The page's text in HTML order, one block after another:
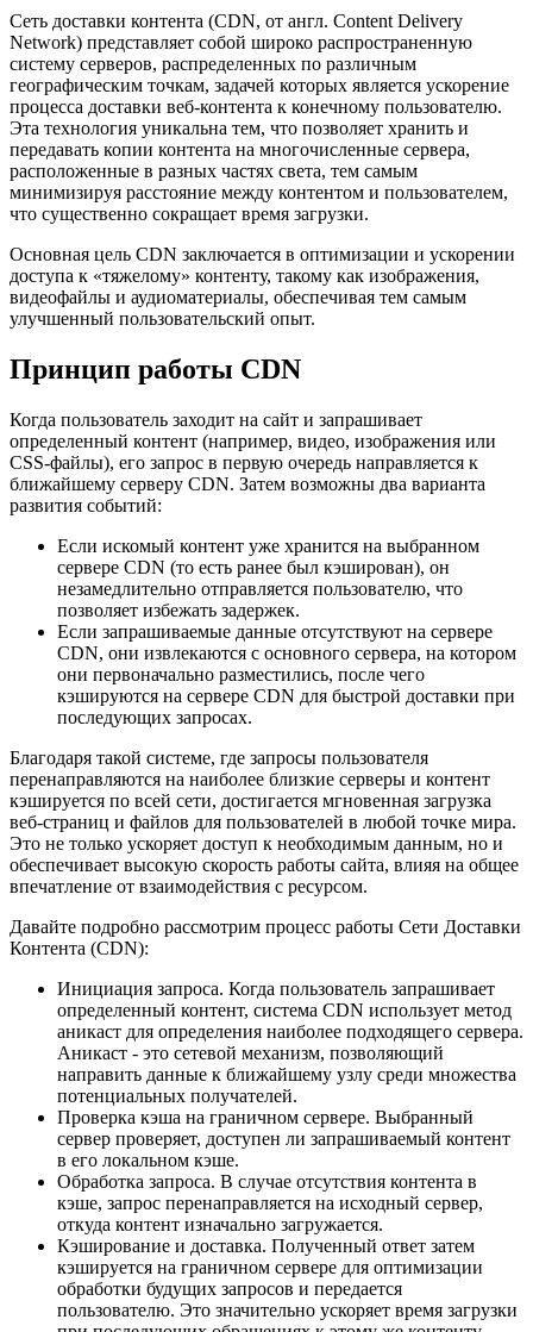
Сеть доставки контента (CDN, от англ. Content Delivery
Network) представляет собой широко распространенную
систему серверов, распределенных по различным
географическим точкам, задачей которых является ускорение
процесса доставки веб-контента к конечному пользователю.
Эта технология уникальна тем, что позволяет хранить и
передавать копии контента на многочисленные сервера,
расположенные в разных частях света, тем самым
минимизируя расстояние между контентом и пользователем,
что существенно сокращает время загрузки.
Основная цель CDN заключается в оптимизации и ускорении
доступа к «тяжелому» контенту, такому как изображения,
видеофайлы и аудиоматериалы, обеспечивая тем самым
улучшенный пользовательский опыт.
Принцип работы CDN
Когда пользователь заходит на сайт и запрашивает
определенный контент (например, видео, изображения или
CSS-файлы), его запрос в первую очередь направляется к
ближайшему серверу CDN. Затем возможны два варианта
развития событий:
Если искомый контент уже хранится на выбранном
сервере CDN (то есть ранее был кэширован), он
незамедлительно отправляется пользователю, что
позволяет избежать задержек.
Если запрашиваемые данные отсутствуют на сервере
CDN, они извлекаются с основного сервера, на котором
они первоначально разместились, после чего
кэшируются на сервере CDN для быстрой доставки при
последующих запросах.
Благодаря такой системе, где запросы пользователя
перенаправляются на наиболее близкие серверы и контент
кэшируется по всей сети, достигается мгновенная загрузка
веб-страниц и файлов для пользователей в любой точке мира.
Это не только ускоряет доступ к необходимым данным, но и
обеспечивает высокую скорость работы сайта, влияя на общее
впечатление от взаимодействия с ресурсом.
Давайте подробно рассмотрим процесс работы Сети Доставки
Контента (CDN):
Инициация запроса. Когда пользователь запрашивает
определенный контент, система CDN использует метод
аникаст для определения наиболее подходящего сервера.
Аникаст - это сетевой механизм, позволяющий
направить данные к ближайшему узлу среди множества
потенциальных получателей.
Проверка кэша на граничном сервере. Выбранный
сервер проверяет, доступен ли запрашиваемый контент
в его локальном кэше.
Обработка запроса. В случае отсутствия контента в
кэше, запрос перенаправляется на исходный сервер,
откуда контент изначально загружается.
Кэширование и доставка. Полученный ответ затем
кэшируется на граничном сервере для оптимизации
обработки будущих запросов и передается
пользователю. Это значительно ускоряет время загрузки